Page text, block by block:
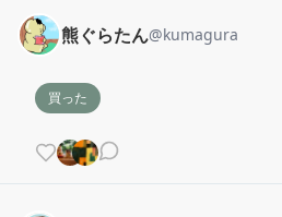
熊ぐらたん@kumagura
買った